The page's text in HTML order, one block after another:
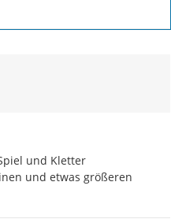
und Kletter
und etwas größeren